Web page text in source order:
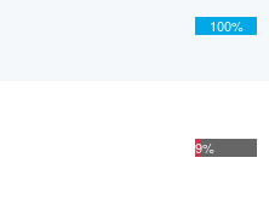
100%
9%